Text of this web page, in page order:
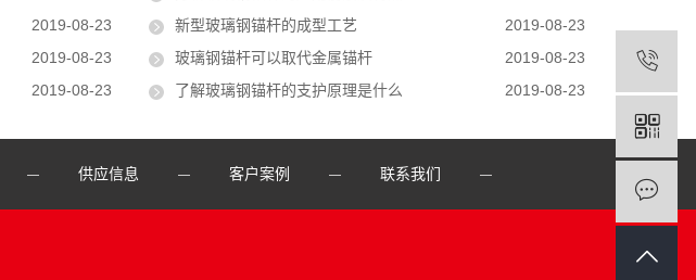
2019-08-23 新型玻璃钢锚杆的成型工艺
2019-08-23
2019-08-23 玻璃钢锚杆可以取代金属锚杆
2019-08-23
2019-08-23 了解玻璃钢锚杆的支护原理是什么 2019-08-23
— 供应信息 — 客户案例 — 联系我们 —